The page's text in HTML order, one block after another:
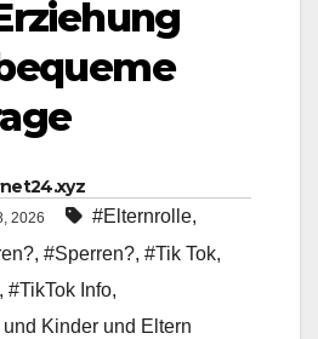
2026 #Elternrolle,
, #Sperren?, #Tik Tok,
, #TikTok Info,
und Kinder und Eltern